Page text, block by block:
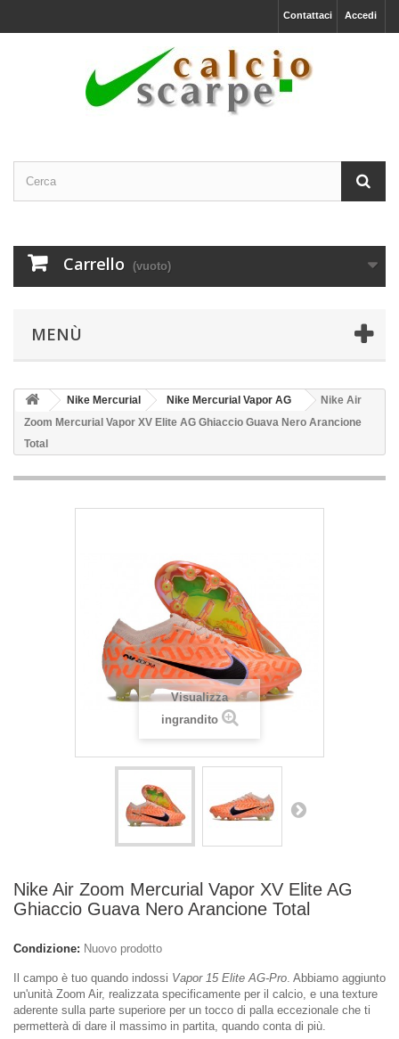
Accedi
Contattaci
Carrello (vuoto)
MENÙ
Nike Mercurial Nike Mercurial Vapor AG
Nike Air
Zoom Mercurial Vapor XV Elite AG Ghiaccio Guava Nero Arancione
Total
Visualizza
ingrandito
Nike Air Zoom Mercurial Vapor XV Elite AG
Ghiaccio Guava Nero Arancione Total
Condizione: Nuovo prodotto
Il campo è tuo quando indossi Vapor 15 Elite AG-Pro. Abbiamo aggiunto
un'unità Zoom Air, realizzata specificamente per il calcio, e una texture
aderente sulla parte superiore per un tocco di palla eccezionale che ti
permetterà di dare il massimo in partita, quando conta di più.